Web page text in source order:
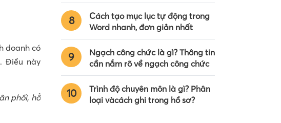
doanh có
Điều này
phối, hỗ
8
Cách tạo mục lục tự động trong
Word nhanh, đơn giản nhất
9
Ngạch công chức là gì? Thông tin
cần nắm rõ về ngạch công chức
10
Trình độ chuyên môn là gì? Phân
loại vàcách ghi trong hồ sơ?